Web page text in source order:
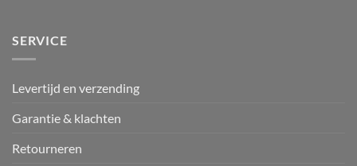
SERVICE
Levertijd en verzending
Garantie & klachten
Retourneren